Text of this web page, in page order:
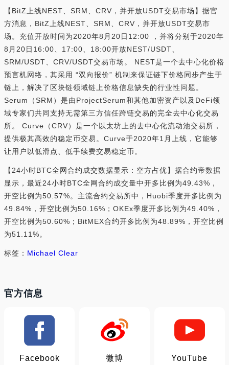
【BitZ上线NEST、SRM、CRV，并开放USDT交易市场】据官
方消息，BitZ上线NEST、SRM、CRV，并开放USDT交易市
场。充值开放时间为2020年8月20日12:00 ，并将分别于2020年
8月20日16:00、17:00、18:00开放NEST/USDT、
SRM/USDT、CRV/USDT交易市场。 NEST是一个去中心化价格
预言机网络，其采用 “双向报价” 机制来保证链下价格同步产生于
链上，解决了区块链领域链上价格信息缺失的行业性问题。
Serum（SRM）是由ProjectSerum和其他加密资产以及DeFi领
域专家们共同支持无需第三方信任跨链交易的完全去中心化交易
所。 Curve（CRV）是一个以太坊上的去中心化流动池交易所，
提供极其高效的稳定币交易。Curve于2020年1月上线，它能够
让用户以低滑点、低手续费交易稳定币。
【24小时BTC全网合约成交数据显示：空方占优】据合约帝数据
显示，最近24小时BTC全网合约成交量中开多比例为49.43%，
开空比例为50.57%。主流合约交易所中，Huobi季度开多比例为
49.84%，开空比例为50.16%；OKEx季度开多比例为49.40%，
开空比例为50.60%；BitMEX合约开多比例为48.89%，开空比例
为51.11%。
标签： Michael Clear
官方信息
Facebook 微博 YouTube